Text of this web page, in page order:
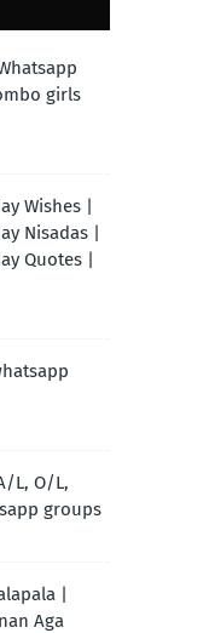
girls
Wishes |
Nisadas |
Quotes |
L, O/L,
groups
|
Aga